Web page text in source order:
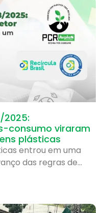
2025:
consumo viraram
plásticas
entrou em uma
das regras de
as empresas